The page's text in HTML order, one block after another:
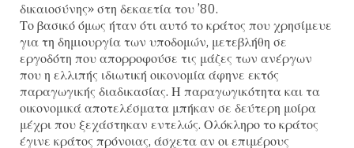
δικαιοσύνης» στη δεκαετία του ’80.
Το βασικό όμως ήταν ότι αυτό το κράτος που χρησίμευε
για τη δημιουργία των υποδομών, μετεβλήθη σε
εργοδότη που απορροφούσε τις μάζες των ανέργων
που η ελλιπής ιδιωτική οικονομία άφηνε εκτός
παραγωγικής διαδικασίας. Η παραγωγικότητα και τα
οικονομικά αποτελέσματα μπήκαν σε δεύτερη μοίρα
μέχρι που ξεχάστηκαν εντελώς. Ολόκληρο το κράτος
έγινε κράτος πρόνοιας, άσχετα αν οι επιμέρους